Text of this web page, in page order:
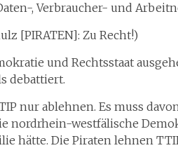
, Verbraucher- und
[PIRATEN]: Zu Recht!)
und Rechtsstaat
debattiert.
nur ablehnen. Es muss
nordrhein-westfälische
hätte. Die Piraten lehnen